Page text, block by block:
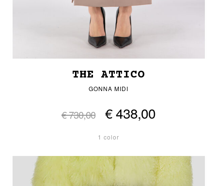
THE ATTICO
GONNA MIDI
€ 730,00 € 438,00
1 color